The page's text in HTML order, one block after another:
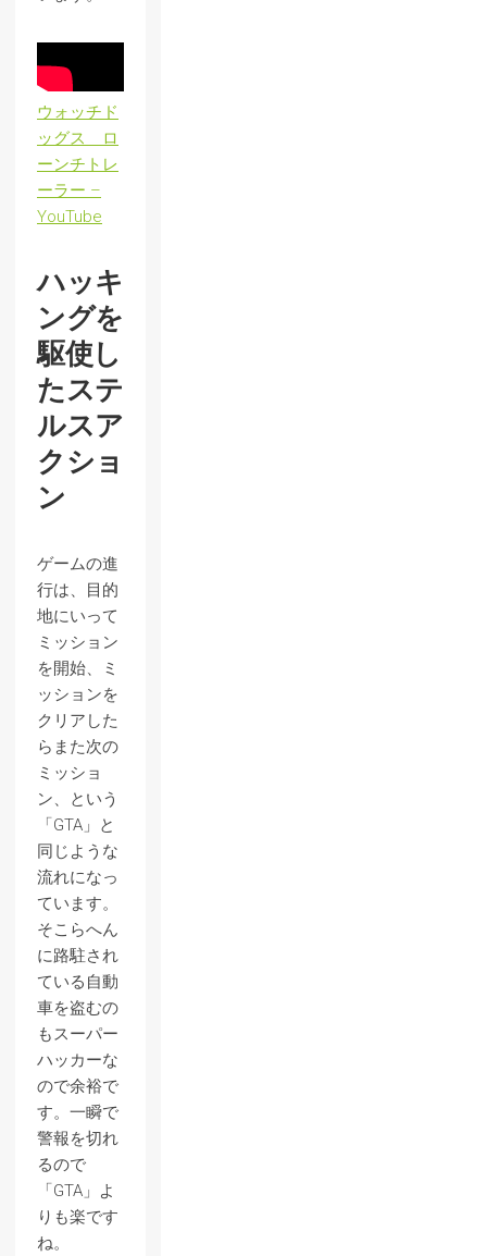
ウォッチド
ッグス ロ
ーンチトレ
ーラー –
YouTube
ハッキ
ングを
駆使し
たステ
ルスア
クショ
ン
ゲームの進
行は、目的
地にいって
ミッション
を開始、ミ
ッションを
クリアした
らまた次の
ミッショ
ン、という
「GTA」と
同じような
流れになっ
ています。
そこらへん
に路駐され
ている自動
車を盗むの
もスーパー
ハッカーな
ので余裕で
す。一瞬で
警報を切れ
るので
「GTA」よ
りも楽です
ね。